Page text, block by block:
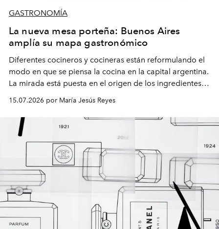
GASTRONOMÍA
La nueva mesa porteña: Buenos Aires
amplía su mapa gastronómico
Diferentes cocineros y cocineras están reformulando el
modo en que se piensa la cocina en la capital argentina.
La mirada está puesta en el origen de los ingredientes,
resultado? Una escena diversa, inquieta y en constante
transformación.
15.07.2026 por María Jesús Reyes